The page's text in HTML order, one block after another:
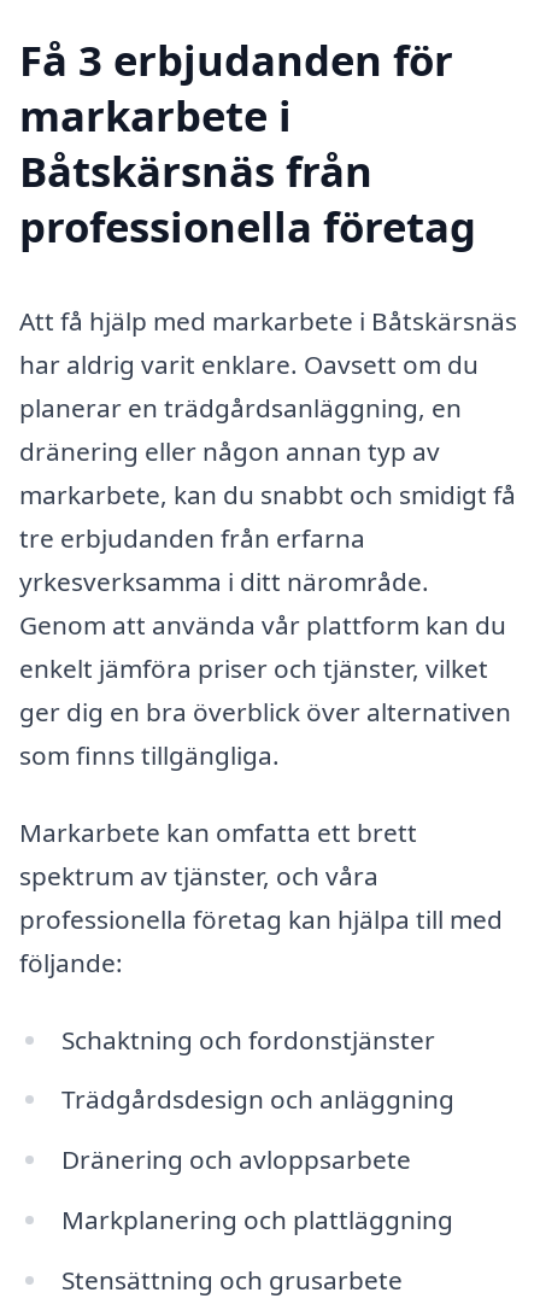
Få 3 erbjudanden för
markarbete i
Båtskärsnäs från
professionella företag
Att få hjälp med markarbete i Båtskärsnäs
har aldrig varit enklare. Oavsett om du
planerar en trädgårdsanläggning, en
dränering eller någon annan typ av
markarbete, kan du snabbt och smidigt få
tre erbjudanden från erfarna
yrkesverksamma i ditt närområde.
Genom att använda vår plattform kan du
enkelt jämföra priser och tjänster, vilket
ger dig en bra överblick över alternativen
som finns tillgängliga.
Markarbete kan omfatta ett brett
spektrum av tjänster, och våra
professionella företag kan hjälpa till med
följande:
Schaktning och fordonstjänster
Trädgårdsdesign och anläggning
Dränering och avloppsarbete
Markplanering och plattläggning
Stensättning och grusarbete